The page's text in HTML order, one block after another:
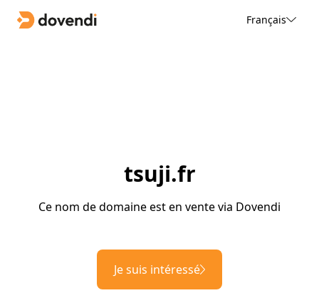
Français
tsuji.fr
Ce nom de domaine est en vente via Dovendi
Je suis intéressé